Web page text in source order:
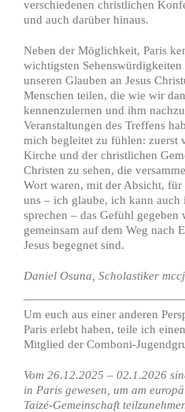
verschiedenen christlichen
und auch darüber hinaus.
Neben der Möglichkeit, Paris
wichtigsten
unseren Glauben an Jesus
Menschen teilen, die wie wir
kennenzulernen und ihm
Veranstaltungen des Treffens
mich begleitet zu fühlen: zuerst
Kirche und der christlichen
Christen zu sehen, die
Wort waren, mit der Absicht, für
uns – ich glaube, ich kann
sprechen – das Gefühl gegeben
gemeinsam auf dem Weg nach
Jesus begegnet sind.
Daniel Osuna, Scholastiker mccj
Um euch aus einer anderen
Paris erlebt haben, teile ich
Mitglied der Comboni-
Vom 26.12.2025 – 02.1.2026
in Paris gewesen, um am
Taizé-Gemeinschaft